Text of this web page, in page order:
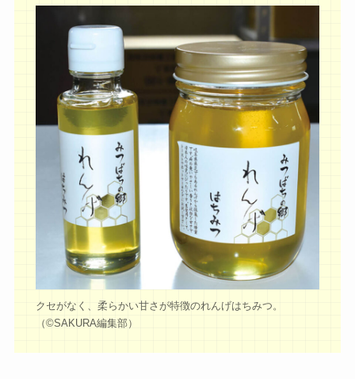
クセがなく、柔らかい甘さが特徴のれんげはちみつ。
（©️SAKURA編集部）